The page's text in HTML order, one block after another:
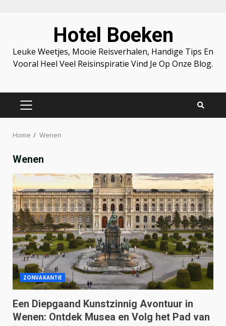
Hotel Boeken
Leuke Weetjes, Mooie Reisverhalen, Handige Tips En
Vooral Heel Veel Reisinspiratie Vind Je Op Onze Blog.
PRIMARY
Home Wenen
Wenen
ZONVAKANTIE
Een Diepgaand Kunstzinnig Avontuur in
Wenen: Ontdek Musea en Volg het Pad van